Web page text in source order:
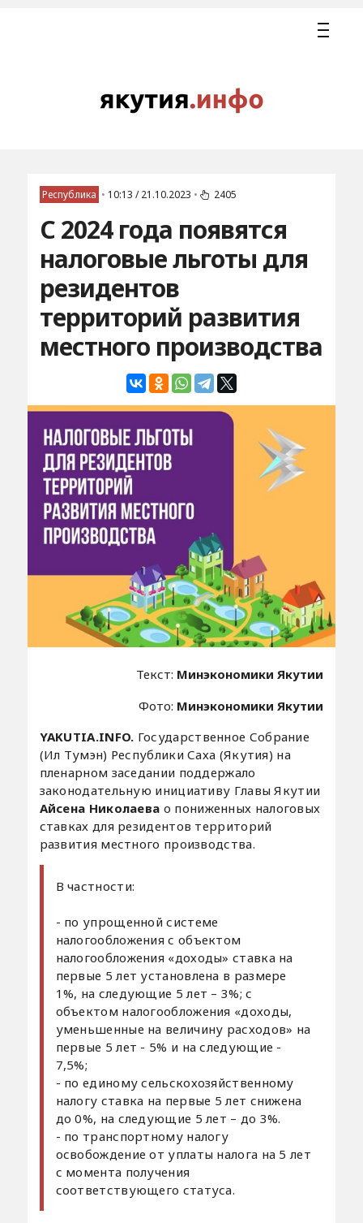
Республика • 10:13 / 21.10.2023 • 2405
С 2024 года появятся
налоговые льготы для
резидентов
территорий развития
местного производства
Текст: Минэкономики Якутии
Фото: Минэкономики Якутии
YAKUTIA.INFO. Государственное Собрание
(Ил Тумэн) Республики Саха (Якутия) на
пленарном заседании поддержало
законодательную инициативу Главы Якутии
Айсена Николаева о пониженных налоговых
ставках для резидентов территорий
развития местного производства.
В частности:
- по упрощенной системе
налогообложения с объектом
налогообложения «доходы» ставка на
первые 5 лет установлена в размере
1%, на следующие 5 лет – 3%; с
объектом налогообложения «доходы,
уменьшенные на величину расходов» на
первые 5 лет - 5% и на следующие -
7,5%;
- по единому сельскохозяйственному
налогу ставка на первые 5 лет снижена
до 0%, на следующие 5 лет – до 3%.
- по транспортному налогу
освобождение от уплаты налога на 5 лет
с момента получения
соответствующего статуса.